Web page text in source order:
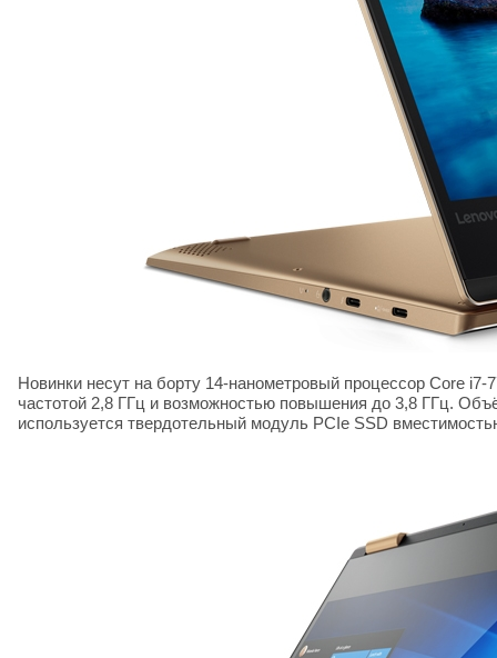
Новинки несут на борту 14-нанометровый процессор Core
частотой 2,8 ГГц и возможностью повышения до 3,8 ГГц.
используется твердотельный модуль PCIe SSD